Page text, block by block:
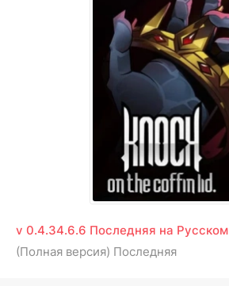
v 0.4.34.6.6 Последняя на Русском
(Полная версия) Последняя